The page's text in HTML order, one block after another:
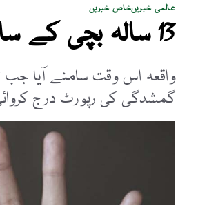
عالمی خبریںخاص خبریں
13 سالہ بچی کے ساتھ 30 افراد کی جنسی زیادتی
واقعہ اس وقت سامنے آیا
گمشدگی کی رپورٹ درج